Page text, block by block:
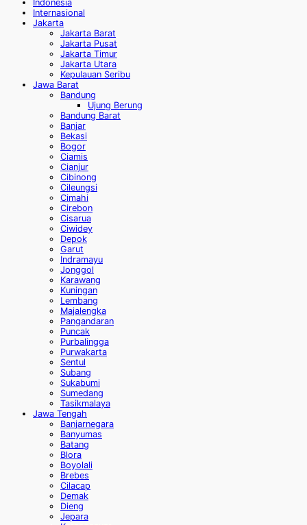
Indonesia
Internasional
Jakarta
Jakarta Barat
Jakarta Pusat
Jakarta Timur
Jakarta Utara
Kepulauan Seribu
Jawa Barat
Bandung
Ujung Berung
Bandung Barat
Banjar
Bekasi
Bogor
Ciamis
Cianjur
Cibinong
Cileungsi
Cimahi
Cirebon
Cisarua
Ciwidey
Depok
Garut
Indramayu
Jonggol
Karawang
Kuningan
Lembang
Majalengka
Pangandaran
Puncak
Purbalingga
Purwakarta
Sentul
Subang
Sukabumi
Sumedang
Tasikmalaya
Jawa Tengah
Banjarnegara
Banyumas
Batang
Blora
Boyolali
Brebes
Cilacap
Demak
Dieng
Jepara